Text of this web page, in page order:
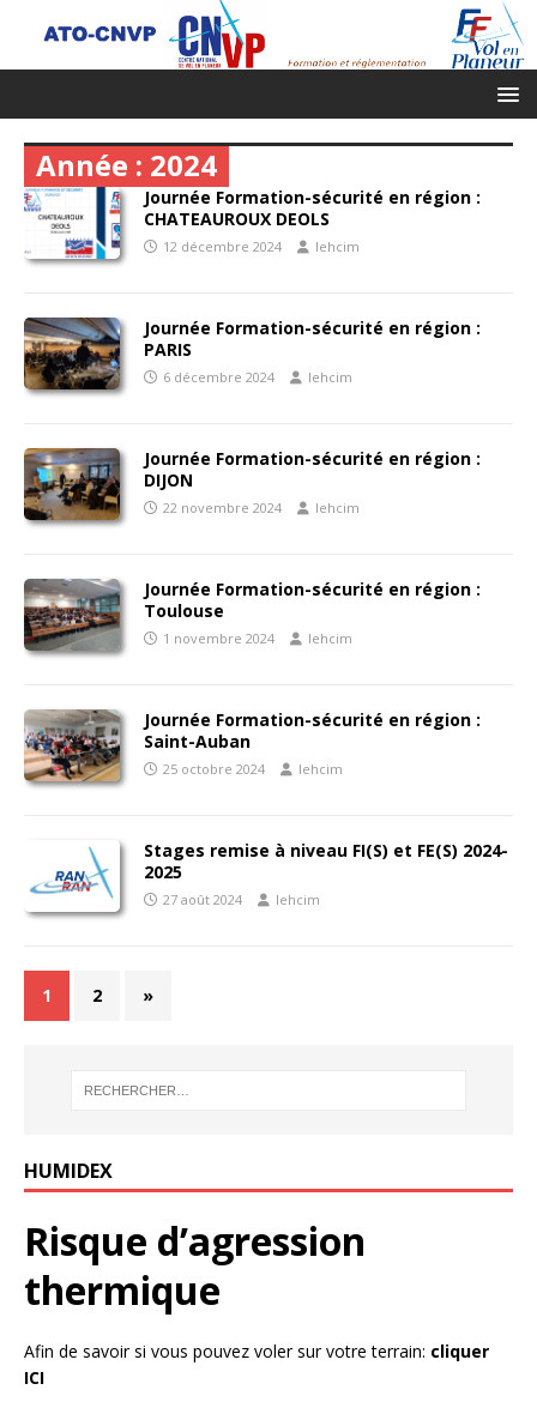
Année : 2024
Journée Formation-sécurité en région :
CHATEAUROUX DEOLS
12 décembre 2024 lehcim
Journée Formation-sécurité en région :
PARIS
6 décembre 2024 lehcim
Journée Formation-sécurité en région :
DIJON
22 novembre 2024 lehcim
Journée Formation-sécurité en région :
Toulouse
1 novembre 2024 lehcim
Journée Formation-sécurité en région :
Saint-Auban
25 octobre 2024 lehcim
Stages remise à niveau FI(S) et FE(S) 2024-
2025
27 août 2024 lehcim
1 2 »
HUMIDEX
Risque d’agression
thermique
Afin de savoir si vous pouvez voler sur votre terrain: cliquer
ICI